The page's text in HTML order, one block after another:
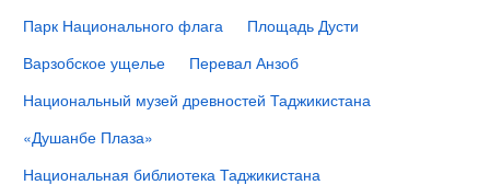
Парк Национального флага
Площадь Дусти
Варзобское ущелье
Перевал Анзоб
Национальный музей древностей Таджикистана
«Душанбе Плаза»
Национальная библиотека Таджикистана